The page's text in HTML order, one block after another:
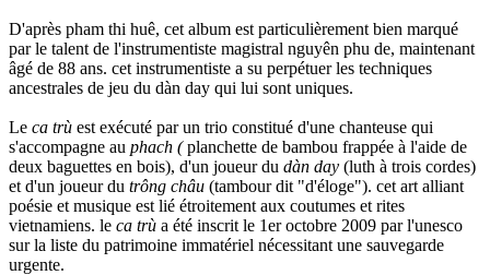
D'après pham thi huê, cet album est particulièrement bien marqué
par le talent de l'instrumentiste magistral nguyên phu de, maintenant
âgé de 88 ans. cet instrumentiste a su perpétuer les techniques
ancestrales de jeu du dàn day qui lui sont uniques.
Le ca trù est exécuté par un trio constitué d'une chanteuse qui
s'accompagne au phach (planchette de bambou frappée à l'aide de
deux baguettes en bois), d'un joueur du dàn day (luth à trois cordes)
et d'un joueur du trông châu (tambour dit "d'éloge"). cet art alliant
poésie et musique est lié étroitement aux coutumes et rites
vietnamiens. le ca trù a été inscrit le 1er octobre 2009 par l'unesco
sur la liste du patrimoine immatériel nécessitant une sauvegarde
urgente.